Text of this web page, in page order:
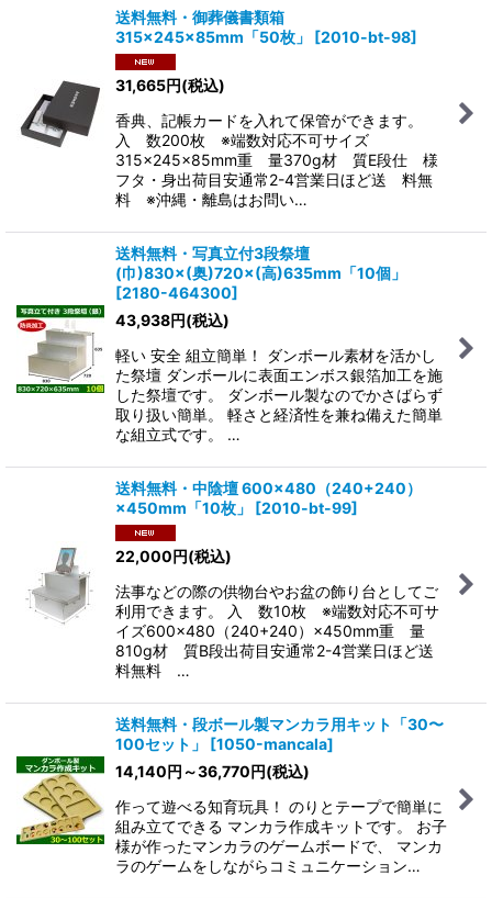
送料無料・御葬儀書類箱
315×245×85mm「50枚」
[2010-bt-98]
31,665円(税込)
香典、記帳カードを入れて保管ができます。
入 数200枚 ※端数対応不可サイズ
315×245×85mm重 量370g材 質E段仕 様
フタ・身出荷目安通常2-4営業日ほど送 料無
料 ※沖縄・離島はお問い…
送料無料・写真立付3段祭壇
(巾)830×(奥)720×(高)635mm「10個」
[2180-464300]
43,938円(税込)
軽い 安全 組立簡単！ ダンボール素材を活かし
た祭壇 ダンボールに表面エンボス銀箔加工を施
した祭壇です。 ダンボール製なのでかさばらず
取り扱い簡単。 軽さと経済性を兼ね備えた簡単
な組立式です。 …
送料無料・中陰壇 600×480（240+240）
×450mm「10枚」
[2010-bt-99]
22,000円(税込)
法事などの際の供物台やお盆の飾り台としてご
利用できます。 入 数10枚 ※端数対応不可サ
イズ600×480（240+240）×450mm重 量
810g材 質B段出荷目安通常2-4営業日ほど送
料無料 …
送料無料・段ボール製マンカラ用キット「30〜
100セット」
[1050-mancala]
14,140円 ～36,770円(税込)
作って遊べる知育玩具！ のりとテープで簡単に
組み立てできる マンカラ作成キットです。 お子
様が作ったマンカラのゲームボードで、 マンカ
ラのゲームをしながらコミュニケーション…